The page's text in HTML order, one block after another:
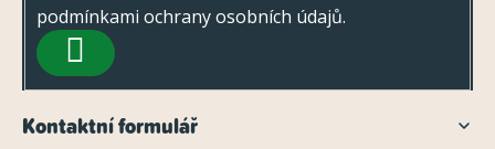
u
podmínkami ochrany osobních údajů.
PŘIHLÁSIT
Kontaktní formulář